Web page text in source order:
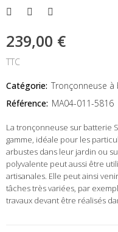
239,00 €
TTC
Catégorie: Tronçonneuse à
Référence: MA04-011-5816
La tronçonneuse sur batterie
gamme, idéale pour les
arbustes dans leur jardin ou
polyvalente peut aussi être
artisanales. Elle peut ainsi
tâches très variées, par
travaux devant être réalisés